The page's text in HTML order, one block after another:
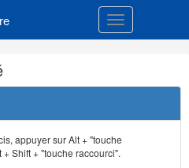
Toggle
appuyer sur Alt + "touche
Shift + "touche raccourci".